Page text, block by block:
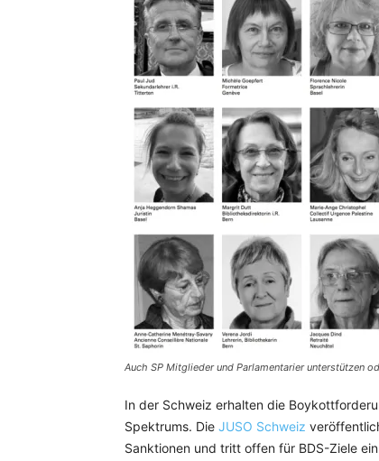
Auch SP Mitglieder und Parlamentarier unterstützen
In der Schweiz erhalten die
Spektrums. Die JUSO Schweiz
Sanktionen und tritt offen für BDS-Ziele